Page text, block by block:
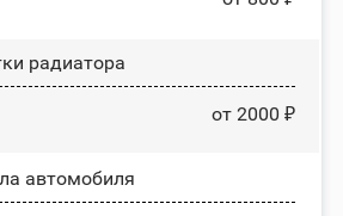
радиатора
от 2000 ₽
автомобиля